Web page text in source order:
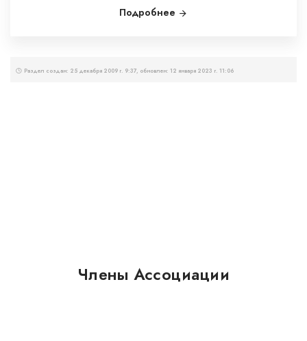
Подробнее
Раздел создан: 25 декабря 2009 г. 9:37, обновлен: 12 января 2023 г. 11:06
Члены Ассоциации